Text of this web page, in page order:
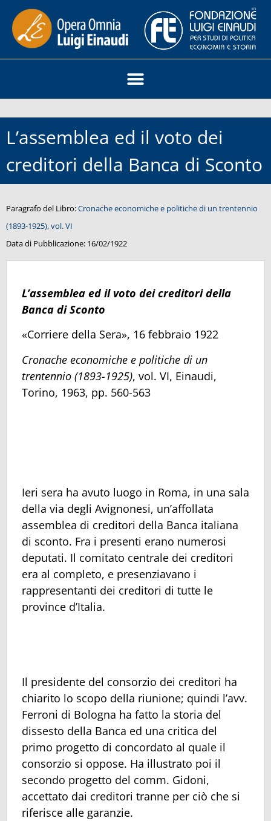
L’assemblea ed il voto dei
creditori della Banca di Sconto
Paragrafo del Libro:Cronache economiche e politiche di un trentennio
(1893-1925), vol. VI
Data di Pubblicazione: 16/02/1922
L’assemblea ed il voto dei creditori della
Banca di Sconto
«Corriere della Sera», 16 febbraio 1922
Cronache economiche e politiche di un
trentennio (1893-1925), vol. VI, Einaudi,
Torino, 1963, pp. 560-563
Ieri sera ha avuto luogo in Roma, in una sala
della via degli Avignonesi, un’affollata
assemblea di creditori della Banca italiana
di sconto. Fra i presenti erano numerosi
deputati. Il comitato centrale dei creditori
era al completo, e presenziavano i
rappresentanti dei creditori di tutte le
province d’Italia.
Il presidente del consorzio dei creditori ha
chiarito lo scopo della riunione; quindi l’avv.
Ferroni di Bologna ha fatto la storia del
dissesto della Banca ed una critica del
primo progetto di concordato al quale il
consorzio si oppose. Ha illustrato poi il
secondo progetto del comm. Gidoni,
accettato dai creditori tranne per ciò che si
riferisce alle garanzie.